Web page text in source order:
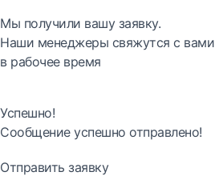
Мы получили вашу заявку.
Наши менеджеры свяжутся с вами
в рабочее время
Успешно!
Сообщение успешно отправлено!
Отправить заявку